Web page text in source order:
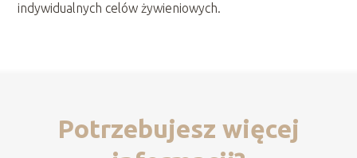
indywidualnych celów żywieniowych.
Potrzebujesz więcej